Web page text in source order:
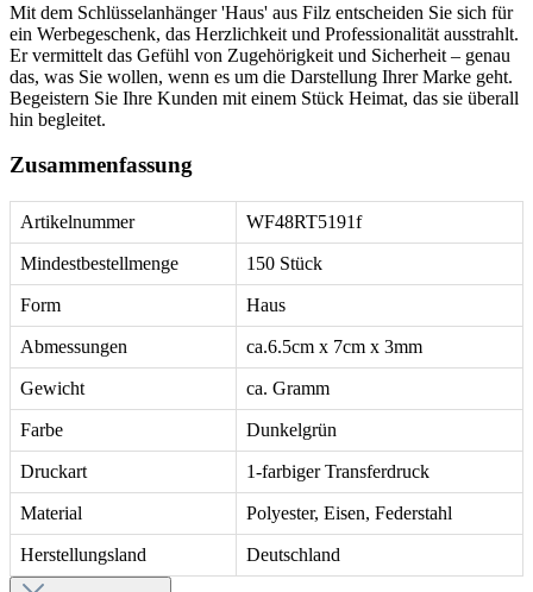
Mit dem Schlüsselanhänger 'Haus' aus Filz entscheiden Sie sich für
ein Werbegeschenk, das Herzlichkeit und Professionalität ausstrahlt.
Er vermittelt das Gefühl von Zugehörigkeit und Sicherheit – genau
das, was Sie wollen, wenn es um die Darstellung Ihrer Marke geht.
Begeistern Sie Ihre Kunden mit einem Stück Heimat, das sie überall
hin begleitet.
Zusammenfassung
Artikelnummer WF48RT5191f
Mindestbestellmenge 150 Stück
Form Haus
Abmessungen ca.6.5cm x 7cm x 3mm
Gewicht ca. Gramm
Farbe Dunkelgrün
Druckart 1-farbiger Transferdruck
Material Polyester, Eisen, Federstahl
Herstellungsland Deutschland